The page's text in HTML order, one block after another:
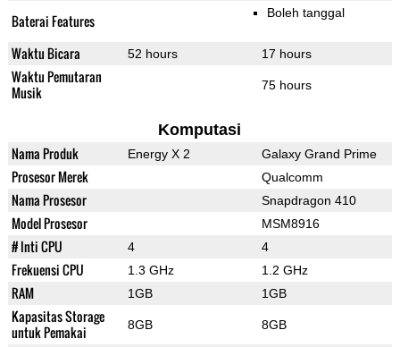
Baterai Features Boleh tanggal
Waktu Bicara 52 hours 17 hours
Waktu Pemutaran
Musik
75 hours
Komputasi
Nama Produk Energy X 2 Galaxy Grand Prime
Prosesor Merek Qualcomm
Nama Prosesor Snapdragon 410
Model Prosesor MSM8916
# Inti CPU 4 4
Frekuensi CPU 1.3 GHz 1.2 GHz
RAM 1GB 1GB
Kapasitas Storage
untuk Pemakai
8GB 8GB